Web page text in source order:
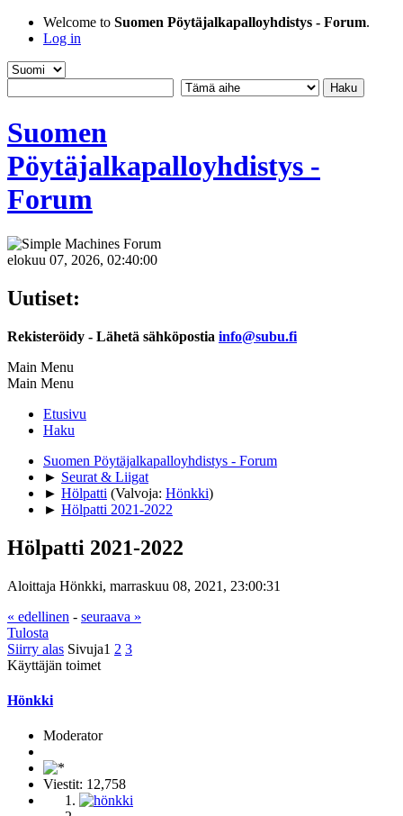
Welcome to Suomen Pöytäjalkapalloyhdistys - Forum.
Log in
Suomen
Pöytäjalkapalloyhdistys -
Forum
elokuu 07, 2026, 02:40:00
Uutiset:
Rekisteröidy - Lähetä sähköpostia info@subu.fi
Main Menu
Main Menu
Etusivu
Haku
Suomen Pöytäjalkapalloyhdistys - Forum
► Seurat & Liigat
► Hölpatti (Valvoja: Hönkki)
► Hölpatti 2021-2022
Hölpatti 2021-2022
Aloittaja Hönkki, marraskuu 08, 2021, 23:00:31
« edellinen - seuraava »
Tulosta
Siirry alas Sivuja1 2 3
Käyttäjän toimet
Hönkki
Moderator
Viestit: 12,758